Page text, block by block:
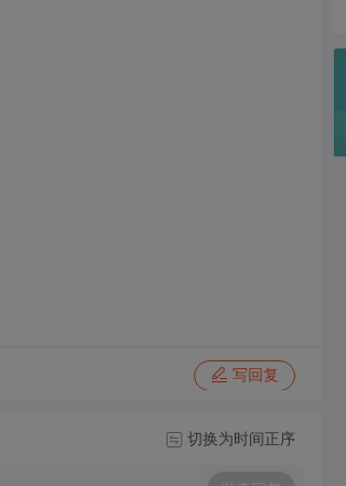
写回复
切换为时间正序